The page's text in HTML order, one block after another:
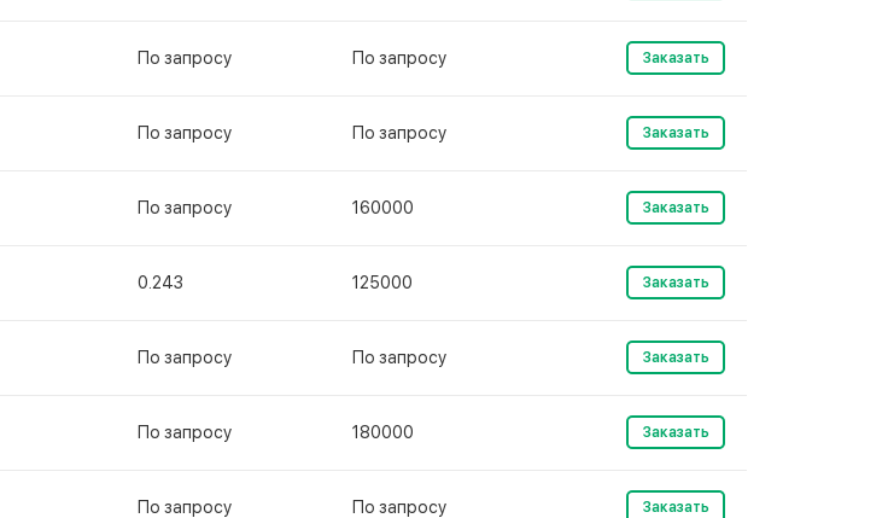
По запросу По запросу Заказать
По запросу По запросу Заказать
По запросу 160000 Заказать
0.243 125000 Заказать
По запросу По запросу Заказать
По запросу 180000 Заказать
По запросу По запросу Заказать